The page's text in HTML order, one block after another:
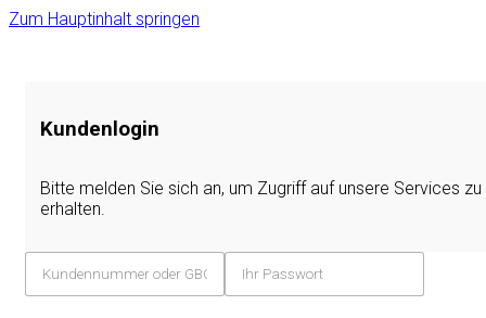
Zum Hauptinhalt springen
Kundenlogin
Bitte melden Sie sich an, um Zugriff auf unsere Services zu
erhalten.